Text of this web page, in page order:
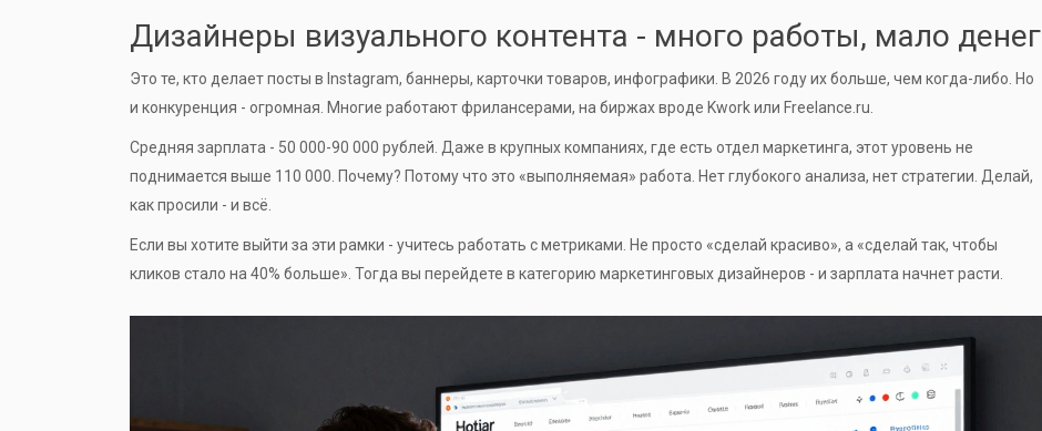
Дизайнеры визуального контента - много работы, мало денег
Это те, кто делает посты в Instagram, баннеры, карточки товаров, инфографики. В 2026 году их больше, чем когда-либо. Но
и конкуренция - огромная. Многие работают фрилансерами, на биржах вроде Kwork или Freelance.ru.
Средняя зарплата - 50 000-90 000 рублей. Даже в крупных компаниях, где есть отдел маркетинга, этот уровень не
поднимается выше 110 000. Почему? Потому что это «выполняемая» работа. Нет глубокого анализа, нет стратегии. Делай,
как просили - и всё.
Если вы хотите выйти за эти рамки - учитесь работать с метриками. Не просто «сделай красиво», а «сделай так, чтобы
кликов стало на 40% больше». Тогда вы перейдете в категорию маркетинговых дизайнеров - и зарплата начнет расти.